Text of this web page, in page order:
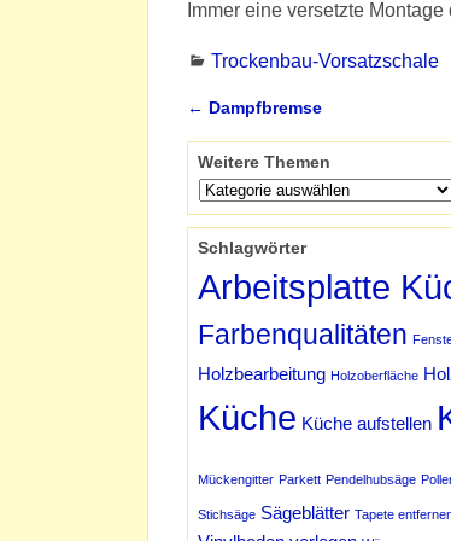
Immer eine versetzte Montage
Trockenbau-Vorsatzschale
← Dampfbremse
Weitere Themen
Schlagwörter
Arbeitsplatte
Farbenqualitäten
Holzbearbeitung Holzoberfläche
Küche Küche aufstellen
Mückengitter Parkett Pendelhubsäge
Stichsäge Sägeblätter Tapete